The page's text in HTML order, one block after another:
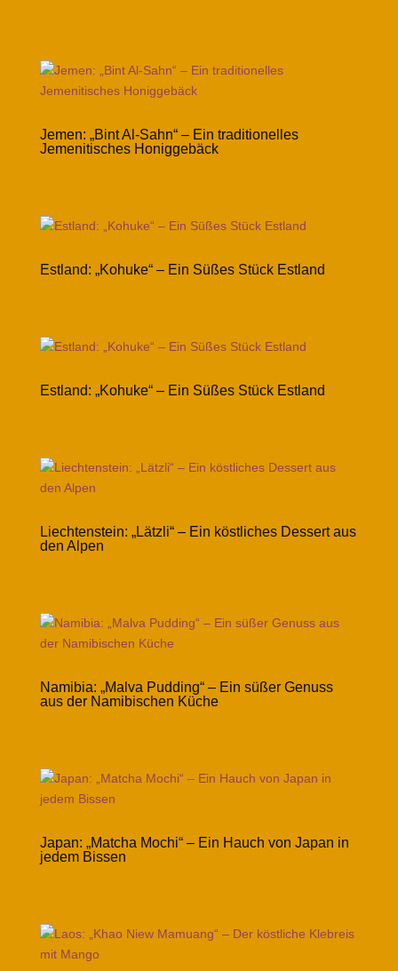
Jemen: „Bint Al-Sahn“ – Ein traditionelles
Jemenitisches Honiggebäck
Estland: „Kohuke“ – Ein Süßes Stück Estland
Estland: „Kohuke“ – Ein Süßes Stück Estland
Liechtenstein: „Lätzli“ – Ein köstliches Dessert aus
den Alpen
Namibia: „Malva Pudding“ – Ein süßer Genuss
aus der Namibischen Küche
Japan: „Matcha Mochi“ – Ein Hauch von Japan in
jedem Bissen